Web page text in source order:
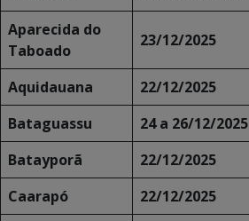
Aparecida do
Taboado
23/12/2025
Aquidauana 22/12/2025
Bataguassu
24 a 26/12/2025
Batayporã
22/12/2025
Caarapó
22/12/2025